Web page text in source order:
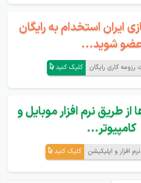
ایران استخدام به رایگان
عضو شوید...
کاری رایگان کلیک کنید
طریق نرم افزار موبایل و
کامپیوتر...
افزار و اپلیکیشن کلیک کنید